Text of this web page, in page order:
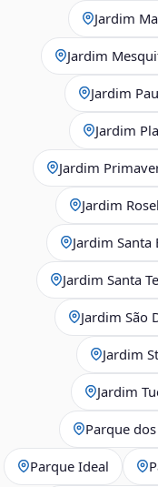
Jardim
Jardim
Jardim
Jardim
Jardim
Jardim
Jardim Santa
Jardim Santa
Jardim São
Jardim
Jardim
Parque
Parque Ideal